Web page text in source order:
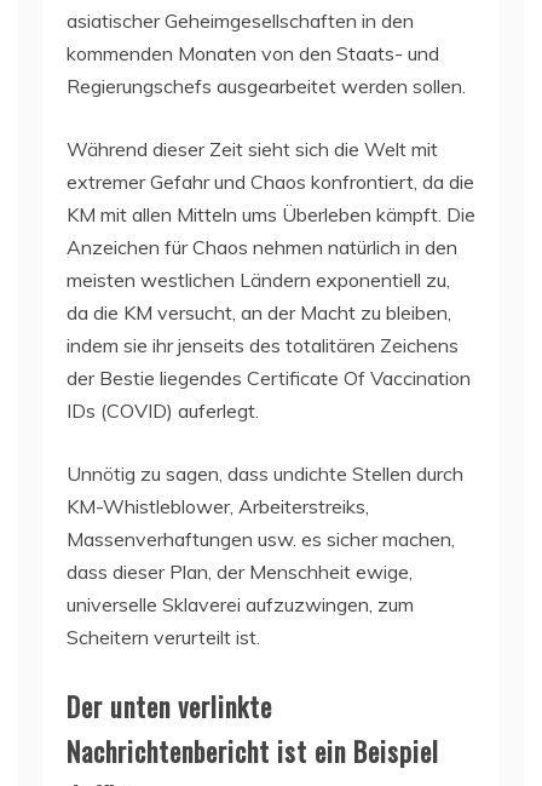
asiatischer Geheimgesellschaften in den
kommenden Monaten von den Staats- und
Regierungschefs ausgearbeitet werden sollen.
Während dieser Zeit sieht sich die Welt mit
extremer Gefahr und Chaos konfrontiert, da die
KM mit allen Mitteln ums Überleben kämpft. Die
Anzeichen für Chaos nehmen natürlich in den
meisten westlichen Ländern exponentiell zu,
da die KM versucht, an der Macht zu bleiben,
indem sie ihr jenseits des totalitären Zeichens
der Bestie liegendes Certificate Of Vaccination
IDs (COVID) auferlegt.
Unnötig zu sagen, dass undichte Stellen durch
KM-Whistleblower, Arbeiterstreiks,
Massenverhaftungen usw. es sicher machen,
dass dieser Plan, der Menschheit ewige,
universelle Sklaverei aufzuzwingen, zum
Scheitern verurteilt ist.
Der unten verlinkte
Nachrichtenbericht ist ein Beispiel